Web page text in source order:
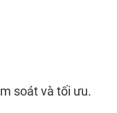
soát và tối ưu.